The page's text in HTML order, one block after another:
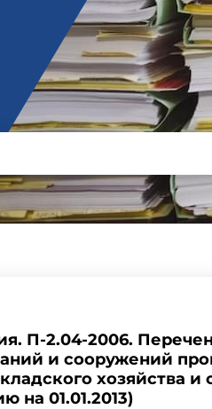
П-2.04-2006.
и сооружений
хозяйства
на 01.01.2013)